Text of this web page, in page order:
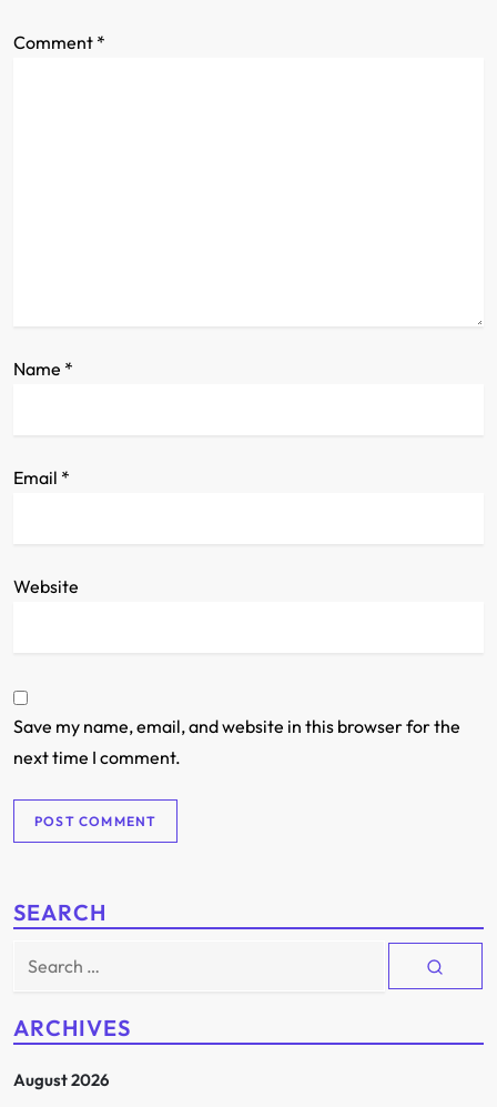
Comment *
Name *
Email *
Website
Save my name, email, and website in this browser for the
next time I comment.
SEARCH
Search
ARCHIVES
August 2026